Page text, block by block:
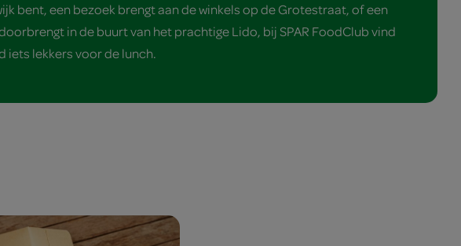
bent, een bezoek brengt aan de winkels op de Grotestraat, of een
in de buurt van het prachtige Lido, bij SPAR FoodClub vind
iets lekkers voor de lunch.